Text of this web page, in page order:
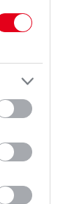
2 napja
Lassuló